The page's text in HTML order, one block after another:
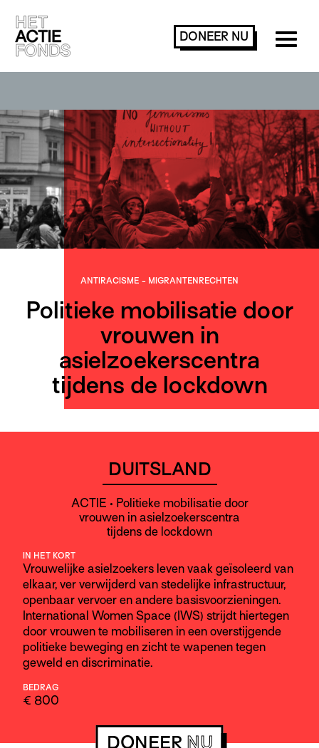
DONEER NU
ANTIRACISME - MIGRANTEN­RECHTEN
Politieke mobilisatie door
vrouwen in
asielzoekerscentra
tijdens de lockdown
DUITSLAND
ACTIE • Politieke mobilisatie door
vrouwen in asielzoekerscentra
tijdens de lockdown
IN HET KORT
Vrouwelijke asielzoekers leven vaak geïsoleerd van
elkaar, ver verwijderd van stedelijke infrastructuur,
openbaar vervoer en andere basisvoorzieningen.
International Women Space (IWS) strijdt hiertegen
door vrouwen te mobiliseren in een overstijgende
politieke beweging en zicht te wapenen tegen
geweld en discriminatie.
BEDRAG
€ 800
DONEER NU